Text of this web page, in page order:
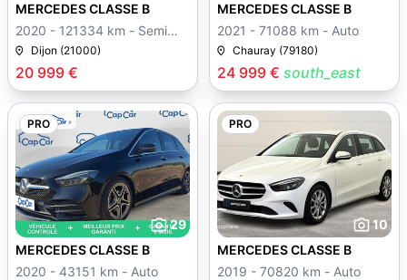
20 999 €
MERCEDES CLASSE B
2020 - 121334 km - Semi
autoDijon (21000)
24 999 € south_east
MERCEDES CLASSE B
2021 - 71088 km - Auto
Chauray (79180)
PRO
29
MERCEDES CLASSE B
2020 - 43151 km - Auto
PRO
10
MERCEDES CLASSE B
2019 - 70820 km - Auto